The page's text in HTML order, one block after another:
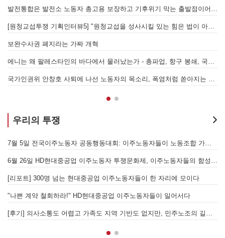
보완수사권 폐지라는 가짜 개혁
우리의 투쟁
[리포트] 300명 넘는 현대중공업 이주노동자들이 한 자리에 모이다
"나쁜 계약 철회하라!" HD현대중공업 이주노동자들이 일어서다